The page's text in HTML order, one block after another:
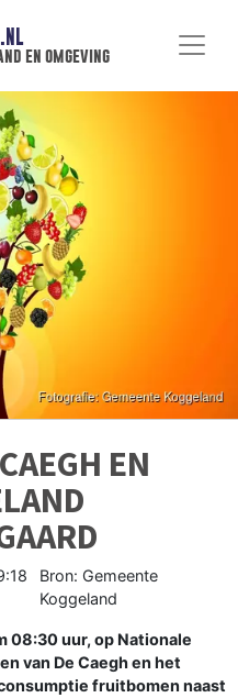
en omgeving
EN
Bron: Gemeente
Koggeland
08:30 uur, op Nationale
van De Caegh en het
fruitbomen naast